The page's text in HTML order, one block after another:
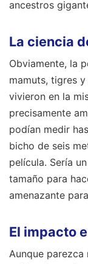
ancestros
La ciencia
Obviamente, la
mamuts, tigres
vivieron en la
precisamente
podían medir
bicho de seis
película. Sería
tamaño para
amenazante
El impacto
Aunque